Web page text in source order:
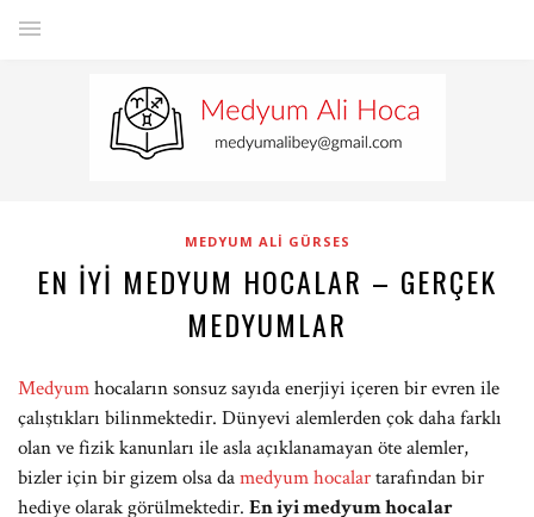
MEDYUM ALI GÜRSES
EN İYI MEDYUM HOCALAR – GERÇEK
MEDYUMLAR
Medyumhocaların sonsuz sayıda enerjiyi içeren bir evren ile
çalıştıkları bilinmektedir. Dünyevi alemlerden çok daha farklı
olan ve fizik kanunları ile asla açıklanamayan öte alemler,
bizler için bir gizem olsa damedyum hocalartarafından bir
hediye olarak görülmektedir. En iyi medyum hocalar